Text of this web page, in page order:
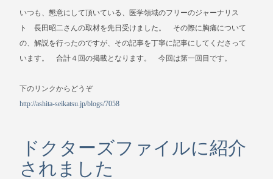
いつも、懇意にして頂いている、医学領域のフリーのジャーナリス
ト 長田昭二さんの取材を先日受けました。 その際に胸痛について
の、解説を行ったのですが、その記事を丁寧に記事にしてくださって
います。 合計４回の掲載となります。 今回は第一回目です。
下のリンクからどうぞ
http://ashita-seikatsu.jp/blogs/7058
ドクターズファイルに紹介
されました